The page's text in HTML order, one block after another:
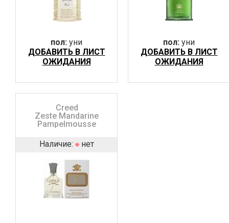
пол: уни
ДОБАВИТЬ В ЛИСТ
ОЖИДАНИЯ
пол: уни
ДОБАВИТЬ В ЛИСТ
ОЖИДАНИЯ
Creed
Zeste Mandarine
Pampelmousse
Наличие: нет